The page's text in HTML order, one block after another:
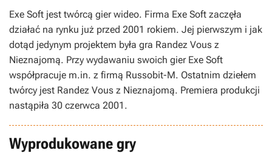
Exe Soft jest twórcą gier wideo. Firma Exe Soft zaczęła
działać na rynku już przed 2001 rokiem. Jej pierwszym i jak
dotąd jedynym projektem była gra Randez Vous z
Nieznajomą. Przy wydawaniu swoich gier Exe Soft
współpracuje m.in. z firmą Russobit-M. Ostatnim dziełem
twórcy jest Randez Vous z Nieznajomą. Premiera produkcji
nastąpiła 30 czerwca 2001.
Wyprodukowane gry